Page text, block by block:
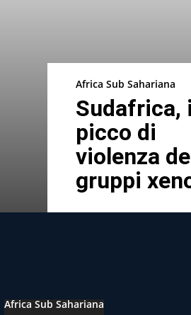
Africa Sub Sahariana
Sudafrica,
picco di
violenza
gruppi
Africa Sub Sahariana